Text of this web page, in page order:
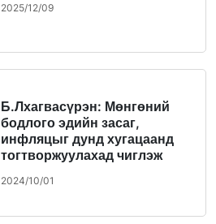
2025/12/09
Б.Лхагвасүрэн: Мөнгөний
бодлого эдийн засаг,
инфляцыг дунд хугацаанд
тогтворжуулахад чиглэж
2024/10/01